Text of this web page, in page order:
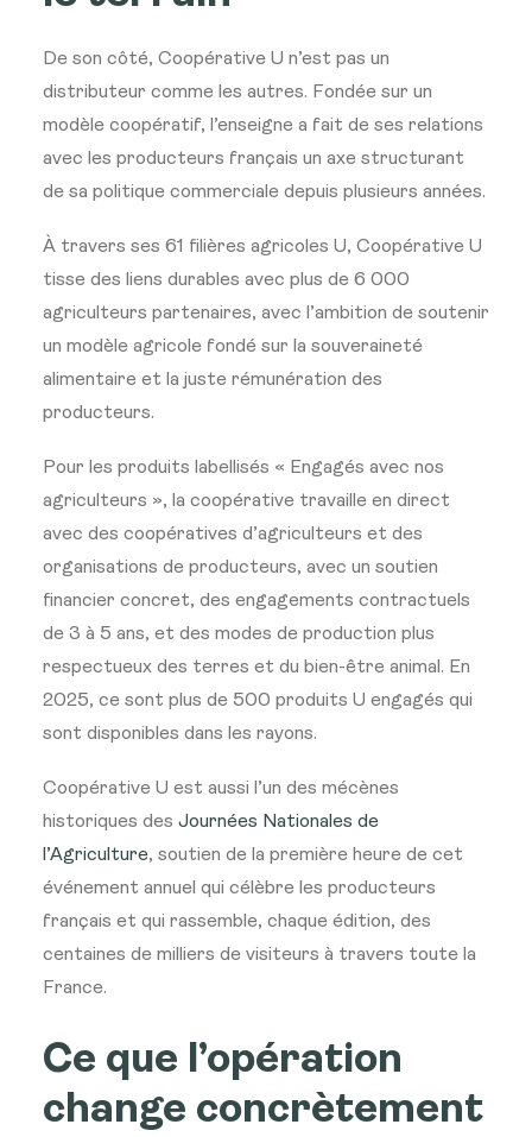
De son côté, Coopérative U n’est pas un
distributeur comme les autres. Fondée sur un
modèle coopératif, l’enseigne a fait de ses relations
avec les producteurs français un axe structurant
de sa politique commerciale depuis plusieurs années.
À travers ses 61 filières agricoles U, Coopérative U
tisse des liens durables avec plus de 6 000
agriculteurs partenaires, avec l’ambition de soutenir
un modèle agricole fondé sur la souveraineté
alimentaire et la juste rémunération des
producteurs.
Pour les produits labellisés « Engagés avec nos
agriculteurs », la coopérative travaille en direct
avec des coopératives d’agriculteurs et des
organisations de producteurs, avec un soutien
financier concret, des engagements contractuels
de 3 à 5 ans, et des modes de production plus
respectueux des terres et du bien-être animal. En
2025, ce sont plus de 500 produits U engagés qui
sont disponibles dans les rayons.
Coopérative U est aussi l’un des mécènes
historiques des Journées Nationales de
l’Agriculture, soutien de la première heure de cet
événement annuel qui célèbre les producteurs
français et qui rassemble, chaque édition, des
centaines de milliers de visiteurs à travers toute la
France.
Ce que l’opération
change concrètement